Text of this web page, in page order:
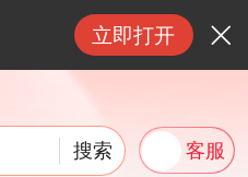
立即打开 
搜索 搜索 客服